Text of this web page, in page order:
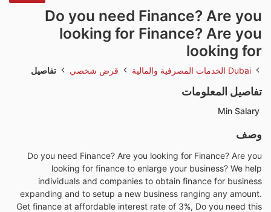
Do you need Finance? Are you
looking for Finance? Are you
looking for
Dubai الخدمات المصرفية والمالية قرض شخصي تفاصيل
تفاصيل المعلومات
Min Salary
وصف
Do you need Finance? Are you looking for Finance? Are you
looking for finance to enlarge your business? We help
individuals and companies to obtain finance for business
expanding and to setup a new business ranging any amount.
Get finance at affordable interest rate of 3%, Do you need this